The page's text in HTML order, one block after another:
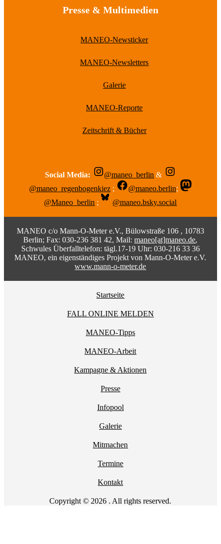
Presse & Multimedien
MANEO-Newsticker
MANEO-Newsletters
Galerie
MANEO-Reporte
Zeitschrift & Bücher
Social Media: @maneo_berlin &
@maneo_regenbogenkiez ; @maneo.berlin;
@Maneo_berlin ; @maneo.bsky.social
MANEO c/o Mann-O-Meter e.V., Bülowstraße 106 , 10783
Berlin; Fax: 030-236 381 42, Mail:maneo[at]maneo.de,
Schwules Überfalltelefon: tägl.17-19 Uhr: 030-216 33 36
MANEO, ein eigenständiges Projekt von Mann-O-Meter e.V.
www.mann-o-meter.de
Startseite
FALL ONLINE MELDEN
MANEO-Tipps
MANEO-Arbeit
Kampagne & Aktionen
Presse
Infopool
Galerie
Mitmachen
Termine
Kontakt
Copyright © 2026 . All rights reserved.